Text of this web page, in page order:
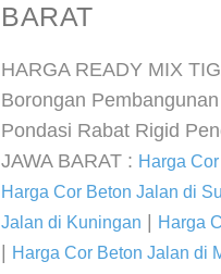
BARAT
HARGA READY MIX
Borongan
Pondasi Rabat Rigid
JAWA BARAT : Harga
Harga Cor Beton Jalan di
Jalan di Kuningan
Harga
Harga Cor Beton Jalan di